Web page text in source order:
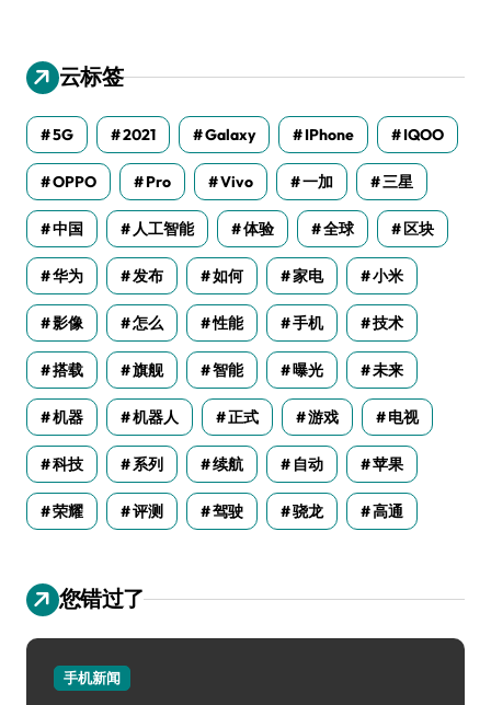
云标签
5G 2021 Galaxy IPhone IQOO
OPPO Pro Vivo 一加 三星
中国 人工智能 体验 全球 区块
华为 发布 如何 家电 小米
影像 怎么 性能 手机 技术
搭载 旗舰 智能 曝光 未来
机器 机器人 正式 游戏 电视
科技 系列 续航 自动 苹果
荣耀 评测 驾驶 骁龙 高通
您错过了
手机新闻